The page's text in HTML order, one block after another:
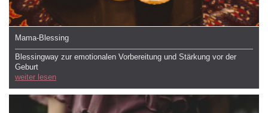
Mama-Blessing
Blessingway zur emotionalen Vorbereitung und Stärkung vor der
Geburt
weiter lesen​